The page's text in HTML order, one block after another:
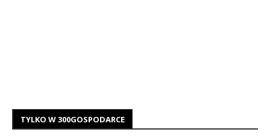
TYLKO W 300GOSPODARCE